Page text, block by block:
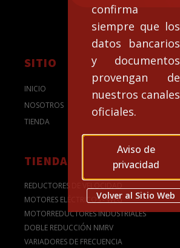
confirma
siempre que los
datos bancarios
y documentos
provengan de
nuestros canales
oficiales.
Aviso de
privacidad
Volver al Sitio Web
SITIO
INICIO
NOSOTROS
TIENDA
TIENDA
REDUCTORES DE VELOCIDAD
MOTORES ELÉCTRICOS - WEG
MOTORREDUCTORES INDUSTRIALES
DOBLE REDUCCIÓN NMRV
VARIADORES DE FRECUENCIA